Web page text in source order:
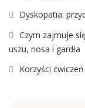
Dyskopatia:
Czym zajmuje
uszu, nosa i gardła
Korzyści